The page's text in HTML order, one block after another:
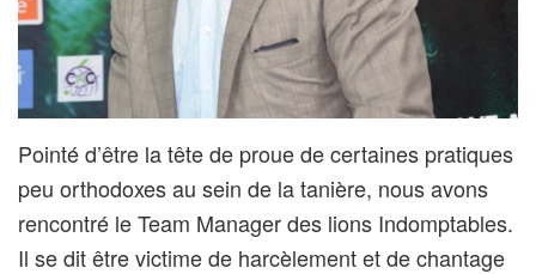
Pointé d’être la tête de proue de certaines pratiques
peu orthodoxes au sein de la tanière, nous avons
rencontré le Team Manager des lions Indomptables.
Il se dit être victime de harcèlement et de chantage